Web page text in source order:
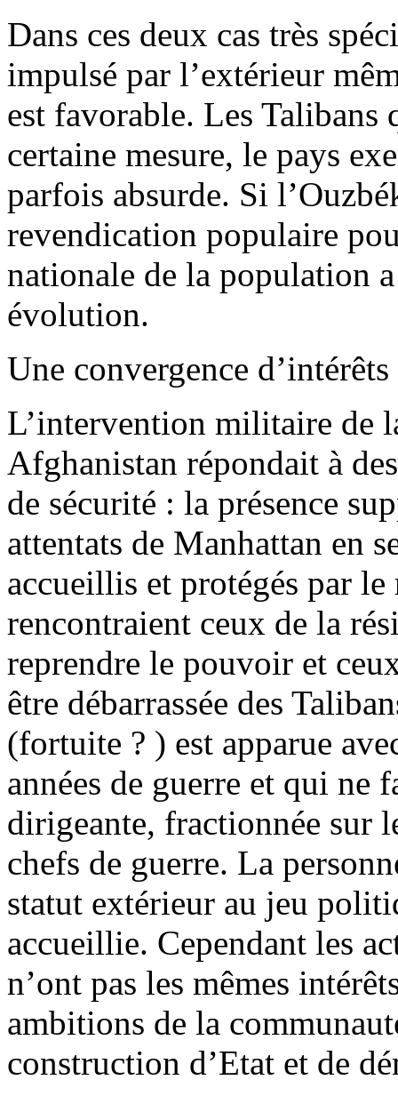
Dans ces deux cas très
impulsé par l’extérieur
est favorable. Les Talibans
certaine mesure, le pays
parfois absurde. Si
revendication populaire
nationale de la population
évolution.
Une convergence
L’intervention militaire de
Afghanistan répondait à
de sécurité : la présence
attentats de Manhattan en
accueillis et protégés par le
rencontraient ceux de la
reprendre le pouvoir et
être débarrassée des
(fortuite ? ) est apparue
années de guerre et qui ne
dirigeante, fractionnée sur
chefs de guerre. La
statut extérieur au jeu
accueillie. Cependant les
n’ont pas les mêmes
ambitions de la
construction d’Etat et de